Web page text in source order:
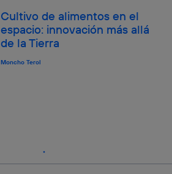
Cultivo de alimentos en el
espacio: innovación más allá
de la Tierra
Moncho Terol